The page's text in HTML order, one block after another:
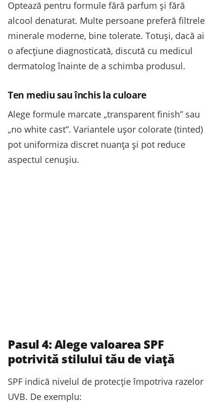
Optează pentru formule fără parfum și fără
alcool denaturat. Multe persoane preferă filtrele
minerale moderne, bine tolerate. Totuși, dacă ai
o afecțiune diagnosticată, discută cu medicul
dermatolog înainte de a schimba produsul.
Ten mediu sau închis la culoare
Alege formule marcate „transparent finish” sau
„no white cast”. Variantele ușor colorate (tinted)
pot uniformiza discret nuanța și pot reduce
aspectul cenușiu.
Pasul 4: Alege valoarea SPF
potrivită stilului tău de viață
SPF indică nivelul de protecție împotriva razelor
UVB. De exemplu: